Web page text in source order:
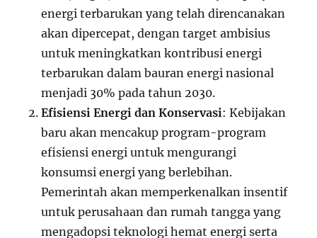
energi terbarukan yang telah direncanakan
akan dipercepat, dengan target ambisius
untuk meningkatkan kontribusi energi
terbarukan dalam bauran energi nasional
menjadi 30% pada tahun 2030.
Efisiensi Energi dan Konservasi: Kebijakan
baru akan mencakup program-program
efisiensi energi untuk mengurangi
konsumsi energi yang berlebihan.
Pemerintah akan memperkenalkan insentif
untuk perusahaan dan rumah tangga yang
mengadopsi teknologi hemat energi serta